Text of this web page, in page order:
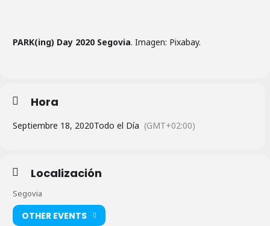
PARK(ing) Day 2020 Segovia. Imagen: Pixabay.
Hora
Septiembre 18, 2020Todo el Día (GMT+02:00)
Localización
Segovia
OTHER EVENTS